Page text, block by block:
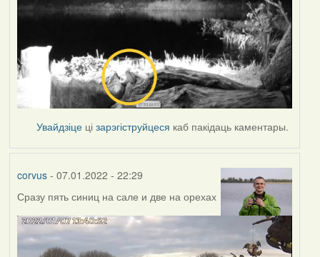
Увайдзіце цізарэгіструйцеся каб пакідаць каментары.
corvus- 07.01.2022 - 22:29
Сразу пять синиц на сале и две на орехах